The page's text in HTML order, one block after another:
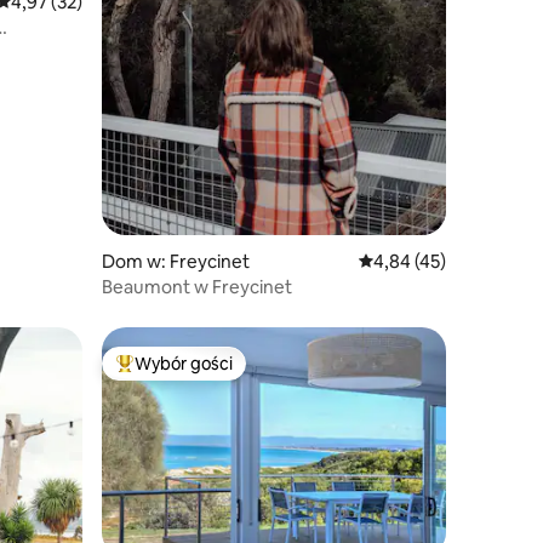
Dom w: Freycinet Średnia ocena: 4,84
4,84 (45)
Beaumont w Freycinet
Najpopularniejsze z kategorii Wybór gości
Wybór gości